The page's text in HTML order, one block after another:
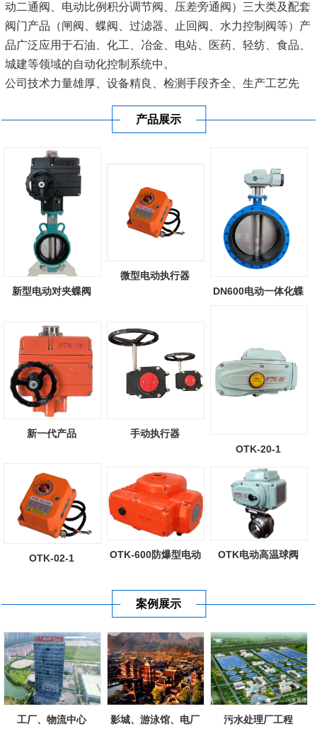
动二通阀、电动比例积分调节阀、压差旁通阀）三大类及配套
阀门产品（闸阀、蝶阀、过滤器、止回阀、水力控制阀等）产
品广泛应用于石油、化工、冶金、电站、医药、轻纺、食品、
城建等领域的自动化控制系统中。
公司技术力量雄厚、设备精良、检测手段齐全、生产工艺先
产，深受广大用户青睐。 本公司一直坚...[查看详情]
产品展示
新型电动对夹蝶阀
微型电动执行器
DN600电动一体化蝶
新一代产品
手动执行器
OTK-20-1
OTK-02-1
OTK-600防爆型电动
OTK电动高温球阀
案例展示
工厂、物流中心 影城、游泳馆、电厂 污水处理厂工程